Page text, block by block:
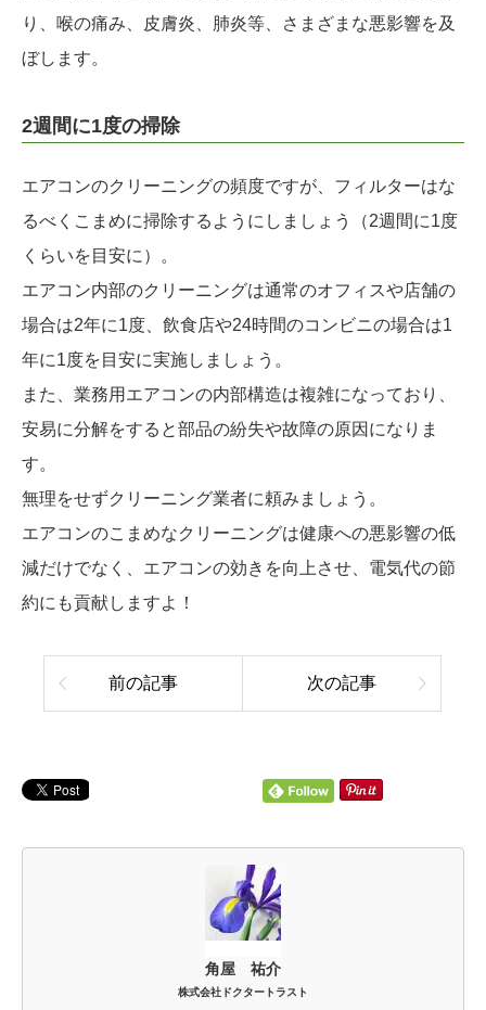
り、喉の痛み、皮膚炎、肺炎等、さまざまな悪影響を及
ぼします。
2週間に1度の掃除
エアコンのクリーニングの頻度ですが、フィルターはな
るべくこまめに掃除するようにしましょう（2週間に1度
くらいを目安に）。
エアコン内部のクリーニングは通常のオフィスや店舗の
場合は2年に1度、飲食店や24時間のコンビニの場合は1
年に1度を目安に実施しましょう。
また、業務用エアコンの内部構造は複雑になっており、
安易に分解をすると部品の紛失や故障の原因になりま
す。
無理をせずクリーニング業者に頼みましょう。
エアコンのこまめなクリーニングは健康への悪影響の低
減だけでなく、エアコンの効きを向上させ、電気代の節
約にも貢献しますよ！
前の記事 次の記事
角屋 祐介
株式会社ドクタートラスト